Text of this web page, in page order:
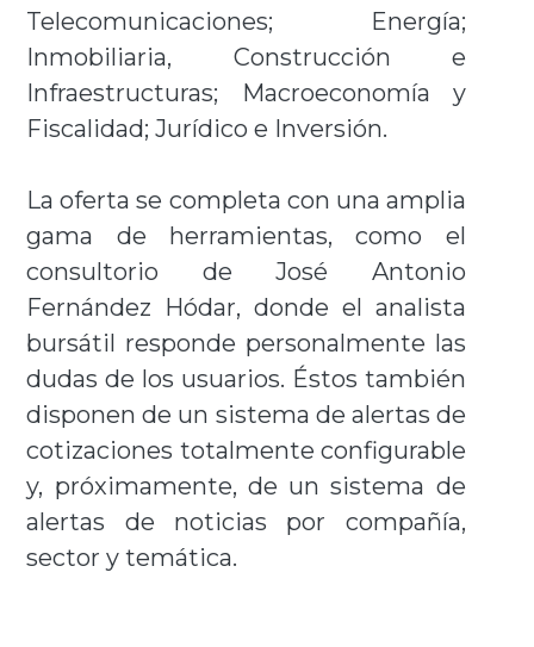
Telecomunicaciones; Energía;
Inmobiliaria, Construcción e
Infraestructuras; Macroeconomía y
Fiscalidad; Jurídico e Inversión.
La oferta se completa con una amplia
gama de herramientas, como el
consultorio de José Antonio
Fernández Hódar, donde el analista
bursátil responde personalmente las
dudas de los usuarios. Éstos también
disponen de un sistema de alertas de
cotizaciones totalmente configurable
y, próximamente, de un sistema de
alertas de noticias por compañía,
sector y temática.